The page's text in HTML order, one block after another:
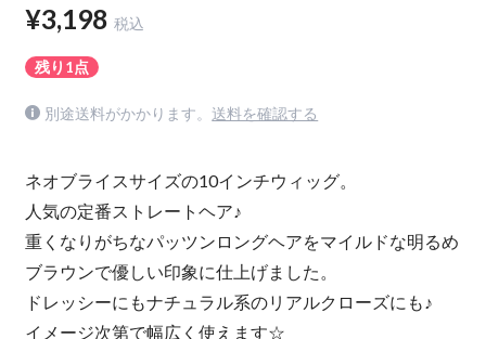
¥3,198 税込
残り1点
別途送料がかかります。 送料を確認する
ネオブライスサイズの10インチウィッグ。
人気の定番ストレートヘア♪
重くなりがちなパッツンロングヘアをマイルドな明るめ
ブラウンで優しい印象に仕上げました。
ドレッシーにもナチュラル系のリアルクローズにも♪
イメージ次第で幅広く使えます☆